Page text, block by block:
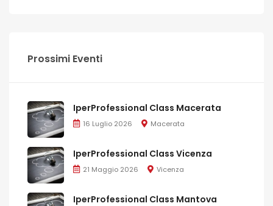
Prossimi Eventi
IperProfessional Class Macerata
16 Luglio 2026 Macerata
IperProfessional Class Vicenza
21 Maggio 2026 Vicenza
IperProfessional Class Mantova